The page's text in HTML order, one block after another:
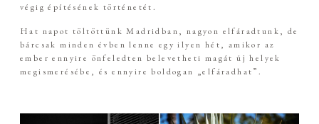
végig építésének történetét.
Hat napot töltöttünk Madridban, nagyon elfáradtunk, de
bárcsak minden évben lenne egy ilyen hét, amikor az
ember ennyire önfeledten belevetheti magát új helyek
megismerésébe, és ennyire boldogan „elfáradhat”.